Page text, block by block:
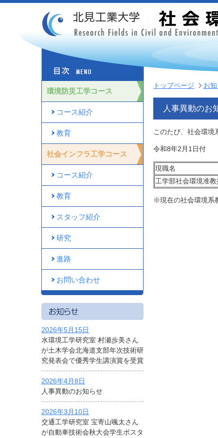
環境防災工学コース
コース紹介
教育
社会インフラ工学コース
コース紹介
教育
スタッフ紹介
研究
進路
お問い合わせ
2026年5月15日
水環境工学研究室 村瀬歩美さん
が土木学会北海道支部年次技術研
究発表会で優秀学生講演賞を受賞
2026年4月8日
人事異動のお知らせ
2026年3月10日
交通工学研究室 宝寄山颯太さん
が自動車技術会秋大会学生ポスタ
トップページ お
人事異動のお
このたび、社会環境
令和8年2月1日付
現職名
工学部社会環境准教
※現在の社会環境系